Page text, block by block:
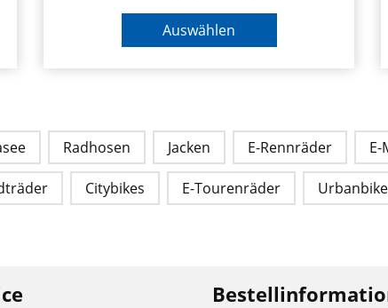
Auswählen
Radhosen Jacken E-Rennräder E-
Citybikes E-Tourenräder